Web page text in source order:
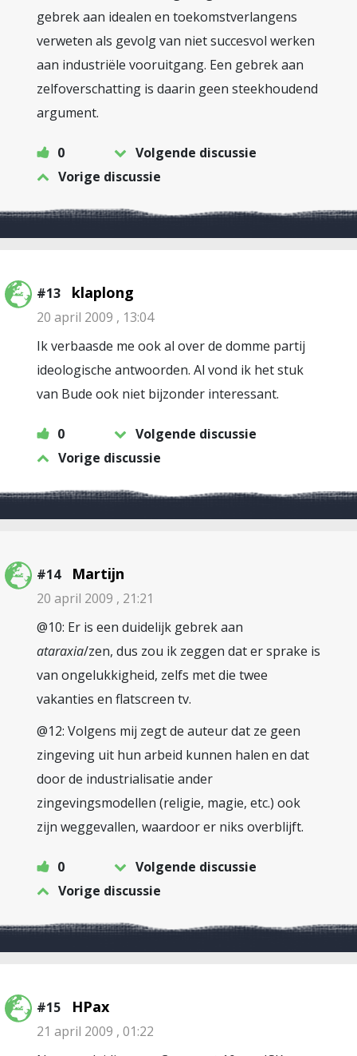
gebrek aan idealen en toekomstverlangens
verweten als gevolg van niet succesvol werken
aan industriële vooruitgang. Een gebrek aan
zelfoverschatting is daarin geen steekhoudend
argument.
0
Volgende discussie
Vorige discussie
#13 klaplong
20 april 2009 , 13:04
Ik verbaasde me ook al over de domme partij
ideologische antwoorden. Al vond ik het stuk
van Bude ook niet bijzonder interessant.
0
Volgende discussie
Vorige discussie
#14 Martijn
20 april 2009 , 21:21
@10: Er is een duidelijk gebrek aan
ataraxia/zen, dus zou ik zeggen dat er sprake is
van ongelukkigheid, zelfs met die twee
vakanties en flatscreen tv.
@12: Volgens mij zegt de auteur dat ze geen
zingeving uit hun arbeid kunnen halen en dat
door de industrialisatie ander
zingevingsmodellen (religie, magie, etc.) ook
zijn weggevallen, waardoor er niks overblijft.
0
Volgende discussie
Vorige discussie
#15 HPax
21 april 2009 , 01:22